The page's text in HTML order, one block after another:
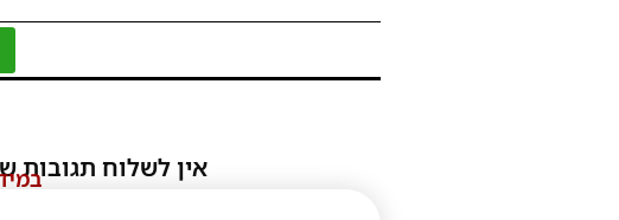
אין לשלוח תגובות